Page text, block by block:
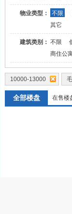
物业类型： 不限
其它
建筑类别： 不限
商住公
10000-13000
全部楼盘 在售楼